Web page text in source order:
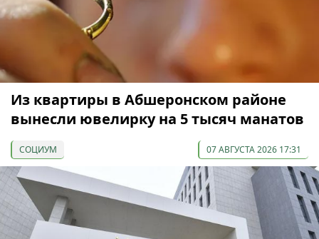
Из квартиры в Абшеронском районе
вынесли ювелирку на 5 тысяч манатов
СОЦИУМ 07 АВГУСТА 2026 17:31